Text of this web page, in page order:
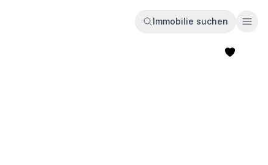
Immobilie suchen